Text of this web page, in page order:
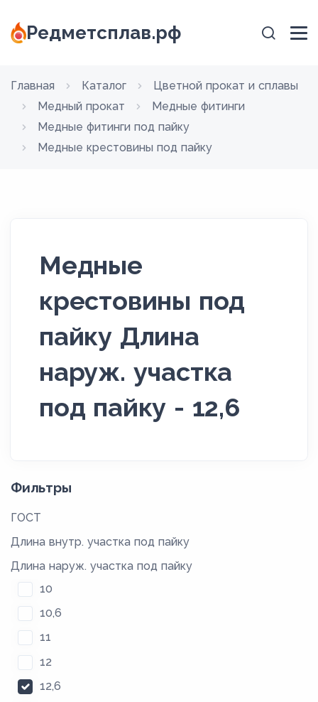
Редметсплав.рф
Главная Каталог
Цветной прокат и сплавы
Медный прокат
Медные фитинги
Медные фитинги под пайку
Медные крестовины под пайку
Медные
крестовины под
пайку Длина
наруж. участка
под пайку - 12,6
Фильтры
ГОСТ
Длина внутр. участка под пайку
Длина наруж. участка под пайку
10
10,6
11
12
12,6